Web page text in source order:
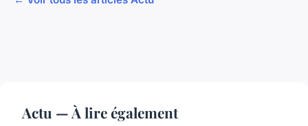
Actu — À lire également